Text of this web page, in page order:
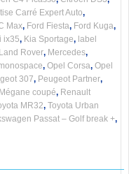
Carré Expert Auto,
Max, Ford Fiesta, Ford Kuga,
ix35, Kia Sportage, label
Land Rover, Mercedes,
, Opel Corsa, Opel
307, Peugeot Partner,
coupé, Renault
MR32, Toyota Urban
Passat – Golf break +,